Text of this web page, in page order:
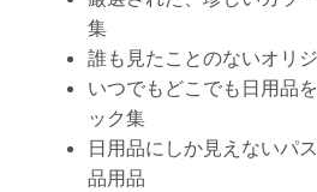
集
誰も見たことのないオリ
いつでもどこでも日用品
ック集
日用品にしか見えないパ
品用品